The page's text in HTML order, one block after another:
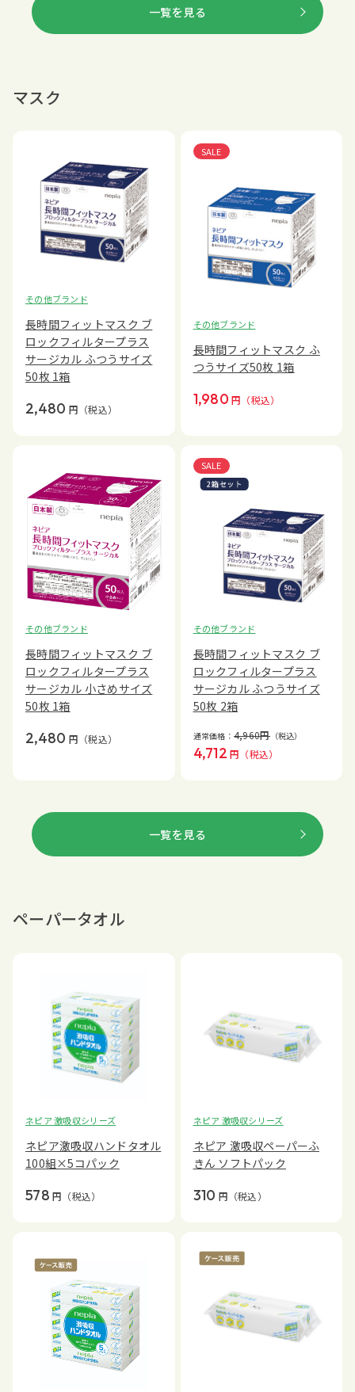
一覧を見る
マスク
その他ブランド
長時間フィットマスク ブ
ロックフィルタープラス
サージカル ふつうサイズ
50枚 1箱
2,480 円 （税込）
SALE
その他ブランド
長時間フィットマスク ふ
つうサイズ50枚 1箱
1,980 円 （税込）
その他ブランド
長時間フィットマスク ブ
ロックフィルタープラス
サージカル 小さめサイズ
50枚 1箱
2,480 円 （税込）
SALE
その他ブランド
長時間フィットマスク ブ
ロックフィルタープラス
サージカル ふつうサイズ
50枚 2箱
通常価格： 4,960円（税込）
4,712 円 （税込）
一覧を見る
ペーパータオル
ネピア 激吸収シリーズ
ネピア激吸収ハンドタオル
100組×5コパック
578 円 （税込）
ネピア 激吸収シリーズ
ネピア 激吸収ペーパーふ
きん ソフトパック
310 円 （税込）